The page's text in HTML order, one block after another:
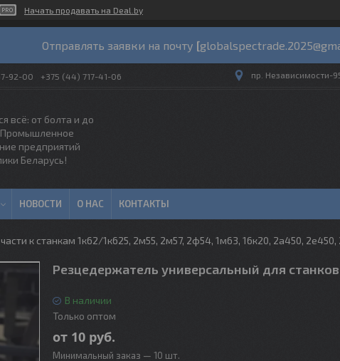
Начать продавать на Deal.by
Отправлять заявки на почту [
92-00 +375 (44) 717-41-06 пр. Независимости-
всё: от болта и до
Промышленное
предприятий
Беларусь!
НОВОСТИ О НАС КОНТАКТЫ
к станкам 1к62/1к625, 2м55, 2м57, 2ф54, 1м63, 16к20, 2а450, 2е450,
Резцедержатель универсальный для
В наличии
Только оптом
от 10 руб.
Минимальный заказ — 10 шт.